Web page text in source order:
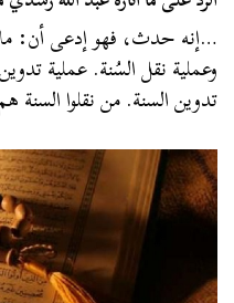
…إنه حدث، فهو إدعى أن:
وعملية نقل السُنة. عملية
تدوين السنة. من نقلوا السنة